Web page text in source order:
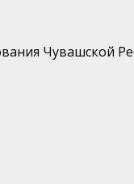
Чувашской